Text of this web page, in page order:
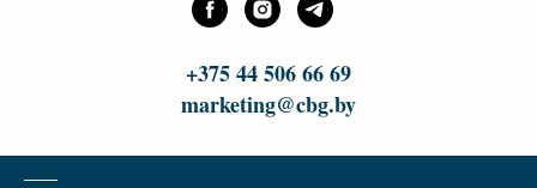
+375 44 506 66 69
marketing@cbg.by